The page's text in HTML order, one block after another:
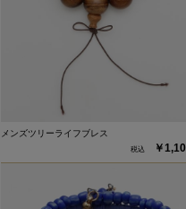
メンズツリーライフブレス
￥